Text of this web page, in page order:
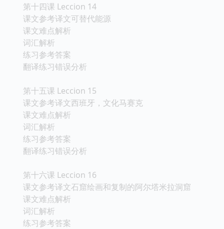
第十四课 Leccion 14
课文参考译文可替代能源
课文难点解析
词汇解析
练习参考答案
翻译练习错误分析
第十五课 Leccion 15
课文参考译文西班牙，文化马赛克
课文难点解析
词汇解析
练习参考答案
翻译练习错误分析
第十六课 Leccion 16
课文参考译文石窟绘画和复制的阿尔塔米拉洞窟
课文难点解析
词汇解析
练习参考答案